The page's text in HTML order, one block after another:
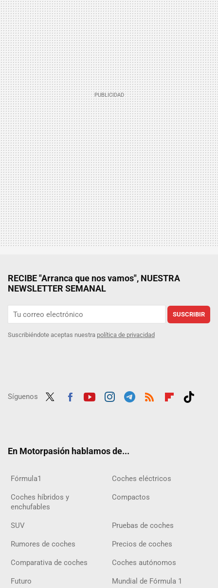
RECIBE "Arranca que nos vamos", NUESTRA
NEWSLETTER SEMANAL
SUSCRIBIR
Suscribiéndote aceptas nuestra política de privacidad
Síguenos
En Motorpasión hablamos de...
Fórmula1 Coches eléctricos
Coches híbridos y
enchufables
Compactos
SUV Pruebas de coches
Rumores de coches Precios de coches
Comparativa de coches Coches autónomos
Futuro Mundial de Fórmula 1